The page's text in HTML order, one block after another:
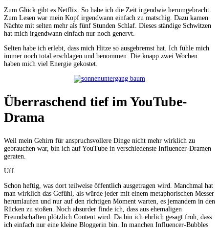
Zum Glück gibt es Netflix. So habe ich die Zeit irgendwie herumgebracht.
Zum Lesen war mein Kopf irgendwann einfach zu matschig. Dazu kamen
Nächte mit selten mehr als fünf Stunden Schlaf. Dieses ständige Schwitzen
hat mich irgendwann einfach nur noch genervt.
Selten habe ich erlebt, dass mich Hitze so ausgebremst hat. Ich fühle mich
immer noch total erschlagen und benommen. Die knapp zwei Wochen
haben mich viel Energie gekostet.
Überraschend tief im YouTube-
Drama
Weil mein Gehirn für anspruchsvollere Dinge nicht mehr wirklich zu
gebrauchen war, bin ich auf YouTube in verschiedenste Influencer-Dramen
geraten.
Uff.
Schon heftig, was dort teilweise öffentlich ausgetragen wird. Manchmal hat
man wirklich das Gefühl, als würde jeder mit einem metaphorischen Messer
herumlaufen und nur auf den richtigen Moment warten, es jemandem in den
Rücken zu stoßen. Noch absurder finde ich, dass aus ehemaligen
Freundschaften plötzlich Content wird. Da bin ich ehrlich gesagt froh, dass
ich einfach nur eine kleine Bloggerin bin. In manchen Influencer-Bubbles